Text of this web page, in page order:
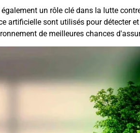
un rôle clé dans la lutte
artificielle sont utilisés pour détecter
de meilleures chances